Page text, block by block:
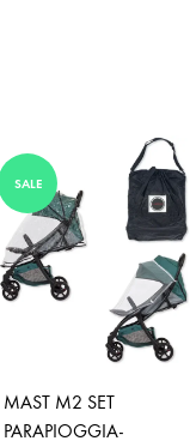
SALE
MAST M2 SET
PARAPIOGGIA-